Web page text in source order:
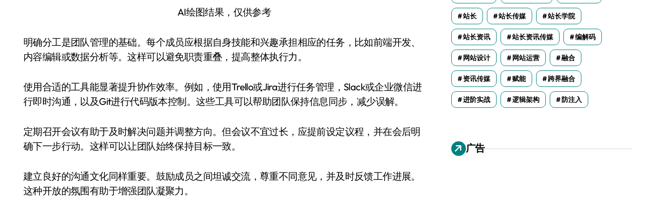
AI绘图结果，仅供参考
明确分工是团队管理的基础。每个成员应根据自身技能和兴趣承担相应的任务，比如前端开发、
内容编辑或数据分析等。这样可以避免职责重叠，提高整体执行力。
使用合适的工具能显著提升协作效率。例如，使用Trello或Jira进行任务管理，Slack或企业微信进
行即时沟通，以及Git进行代码版本控制。这些工具可以帮助团队保持信息同步，减少误解。
定期召开会议有助于及时解决问题并调整方向。但会议不宜过长，应提前设定议程，并在会后明
确下一步行动。这样可以让团队始终保持目标一致。
建立良好的沟通文化同样重要。鼓励成员之间坦诚交流，尊重不同意见，并及时反馈工作进展。
这种开放的氛围有助于增强团队凝聚力。
站长 站长传媒 站长学院
站长资讯 站长资讯传媒 编解码
网站设计 网站运营 融合
资讯传媒 赋能 跨界融合
进阶实战 逻辑架构 防注入
广告